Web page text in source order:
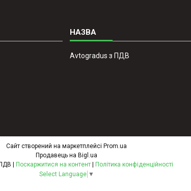
Avtogradus з ПДВ
Сайт створений на маркетплейсі Prom.ua
Продавець на Bigl.ua
Поскаржитися на контент
Політика конфіденційності
Select Language ▼